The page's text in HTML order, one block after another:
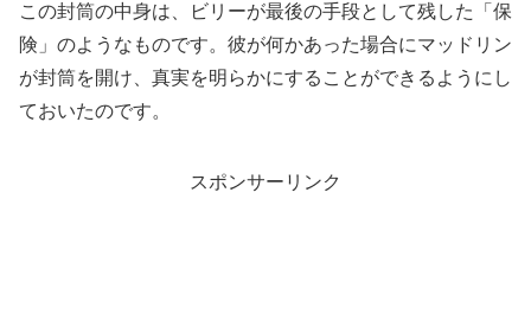
この封筒の中身は、ビリーが最後の手段として残した「保
険」のようなものです。彼が何かあった場合にマッドリン
が封筒を開け、真実を明らかにすることができるようにし
ておいたのです。
スポンサーリンク